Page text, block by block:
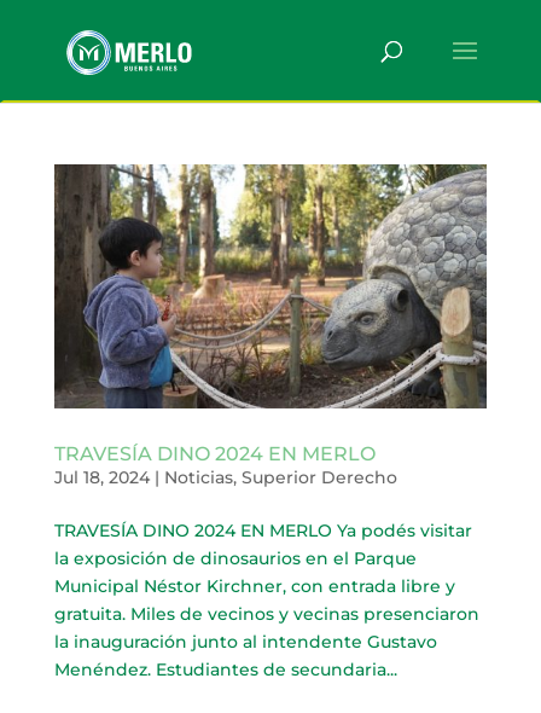
TRAVESÍA DINO 2024 EN MERLO
Jul 18, 2024| Noticias, Superior Derecho
TRAVESÍA DINO 2024 EN MERLO Ya podés visitar
la exposición de dinosaurios en el Parque
Municipal Néstor Kirchner, con entrada libre y
gratuita. Miles de vecinos y vecinas presenciaron
la inauguración junto al intendente Gustavo
Menéndez. Estudiantes de secundaria...